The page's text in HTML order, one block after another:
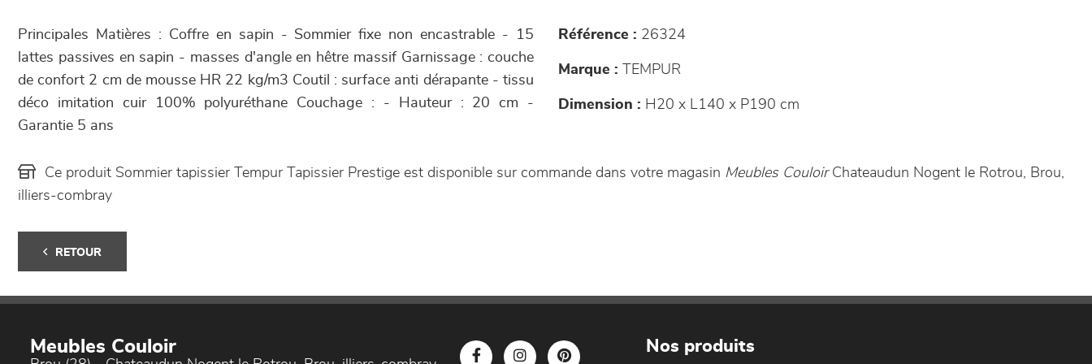
Principales Matières : Coffre en sapin - Sommier fixe non encastrable - 15
lattes passives en sapin - masses d'angle en hêtre massif Garnissage : couche
de confort 2 cm de mousse HR 22 kg/m3 Coutil : surface anti dérapante - tissu
déco imitation cuir 100% polyuréthane Couchage : - Hauteur : 20 cm -
Garantie 5 ans
Référence : 26324
Marque : TEMPUR
Dimension : H20 x L140 x P190 cm
Ce produit Sommier tapissier Tempur Tapissier Prestige est disponible sur commande dans votre magasin Meubles CouloirChateaudun Nogent le Rotrou, Brou,
illiers-combray
RETOUR
Meubles Couloir Nos produits